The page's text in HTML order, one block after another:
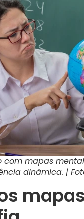
mapas
dinâmica. |